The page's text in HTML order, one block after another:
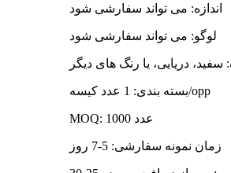
اندازه: می تواند سفارشی شود
لوگو: می تواند سفارشی شود
سفید، دریایی، یا رنگ های دیگر
بسته بندی: 1 عدد کیسه/opp
MOQ: 1000 عدد
زمان نمونه سفارشی: 5-7 روز